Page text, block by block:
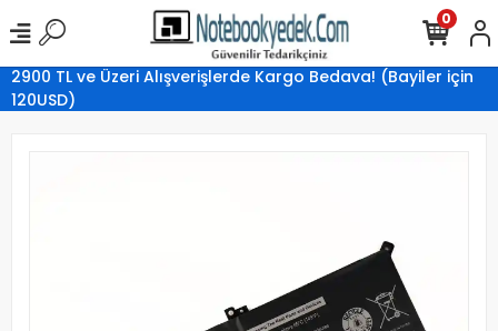
2900 TL ve Üzeri Alışverişlerde Kargo Bedava! (Bayiler için
120USD)
0